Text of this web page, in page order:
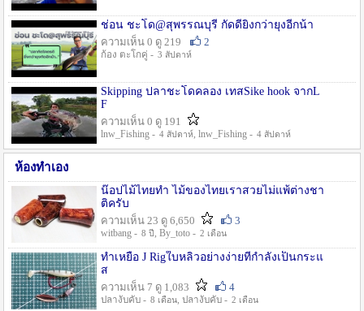
ช่อน ชะโด@สุพรรณบุรี กัดดียิ่งกว่ายุงอีกน้า
ความเห็น 0 ดู 219
2
ก้อง ตะโกคู่ - 3 สัปดาห์
Skipping ปลาชะโดคลอง เทสSike hook จากL
F
ความเห็น 0 ดู 191
lnw_Fishing - 4 สัปดาห์, lnw_Fishing - 4 สัปดาห์
ห้องทำเอง
น๊อปไม้ไทยทำ ไม้ของไทยเราสวยไม่แพ้ต่างชา
ติครับ
ความเห็น 23 ดู 6,650
3
witbang - 8 ปี , By_toto - 2 เดือน
ทำเหยื่อ J Rigใบหลิวอย่างง่ายที่กำลังเป็นกระแ
ส
ความเห็น 7 ดู 1,083
4
ปลางับคับ - 8 เดือน, ปลางับคับ - 2 เดือน